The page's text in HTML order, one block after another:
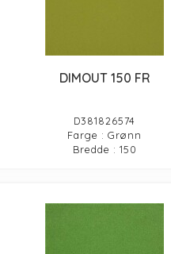
DIMOUT 150 FR
D381826574
Farge : Grønn
Bredde : 150